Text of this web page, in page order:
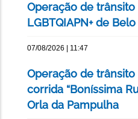
Operação de trânsito
LGBTQIAPN+ de
07/08/2026 | 11:47
Operação de
corrida “Boníssima
Orla da Pampulha